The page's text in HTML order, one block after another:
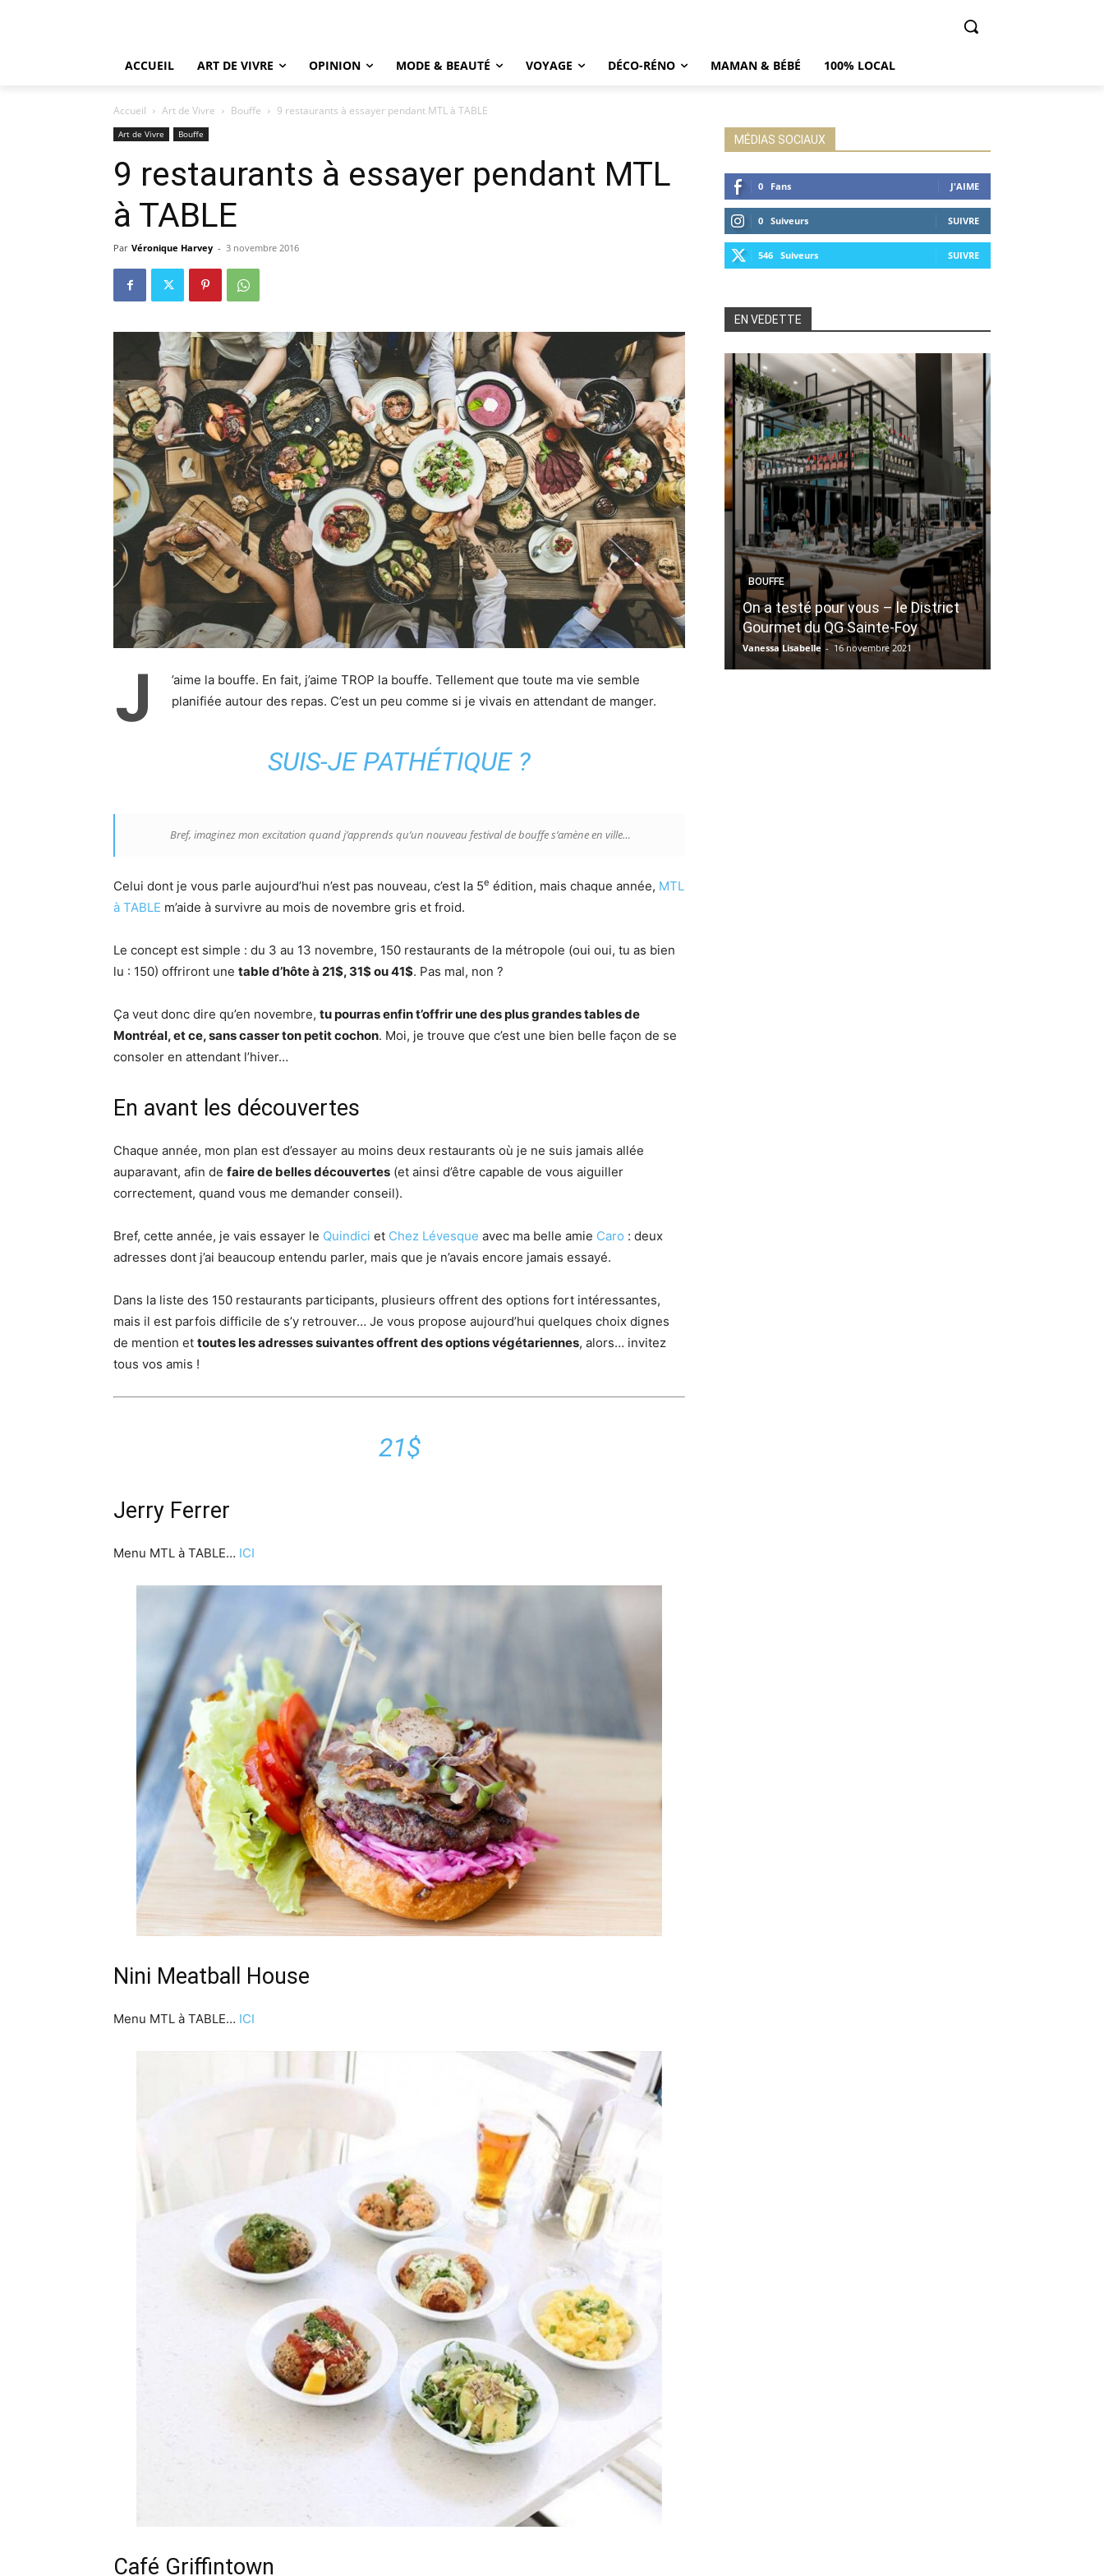
ACCUEIL ART DE VIVRE OPINION MODE & BEAUTÉ VOYAGE DÉCO-RÉNO MAMAN & BÉBÉ 100% LOCAL
Accueil Art de Vivre Bouffe 9 restaurants à essayer pendant MTL à TABLE
Art de Vivre Bouffe
9 restaurants à essayer pendant MTL
à TABLE
Par Véronique Harvey - 3 novembre 2016
J
’aime la bouffe. En fait, j’aime TROP la bouffe. Tellement que toute ma vie semble
planifiée autour des repas. C’est un peu comme si je vivais en attendant de manger.
SUIS-JE PATHÉTIQUE ?
Bref, imaginez mon excitation quand j’apprends qu’un nouveau festival de bouffe s’amène en ville…
Celui dont je vous parle aujourd’hui n’est pas nouveau, c’est la 5e édition, mais chaque année, MTL
à TABLE m’aide à survivre au mois de novembre gris et froid.
Le concept est simple : du 3 au 13 novembre, 150 restaurants de la métropole (oui oui, tu as bien
lu : 150) offriront une table d’hôte à 21$, 31$ ou 41$. Pas mal, non ?
Ça veut donc dire qu’en novembre, tu pourras enfin t’offrir une des plus grandes tables de
Montréal, et ce, sans casser ton petit cochon. Moi, je trouve que c’est une bien belle façon de se
consoler en attendant l’hiver…
En avant les découvertes
Chaque année, mon plan est d’essayer au moins deux restaurants où je ne suis jamais allée
auparavant, afin de faire de belles découvertes (et ainsi d’être capable de vous aiguiller
correctement, quand vous me demander conseil).
Bref, cette année, je vais essayer le Quindici et Chez Lévesque avec ma belle amie Caro : deux
adresses dont j’ai beaucoup entendu parler, mais que je n’avais encore jamais essayé.
Dans la liste des 150 restaurants participants, plusieurs offrent des options fort intéressantes,
mais il est parfois difficile de s’y retrouver… Je vous propose aujourd’hui quelques choix dignes
de mention et toutes les adresses suivantes offrent des options végétariennes, alors… invitez
tous vos amis !
21$
Jerry Ferrer
Menu MTL à TABLE… ICI
Nini Meatball House
Menu MTL à TABLE… ICI
Café Griffintown
MÉDIAS SOCIAUX
0 Fans J'AIME
0 Suiveurs SUIVRE
546 Suiveurs SUIVRE
EN VEDETTE
BOUFFE
On a testé pour vous – le District
Gourmet du QG Sainte-Foy
Vanessa Lisabelle - 16 novembre 2021